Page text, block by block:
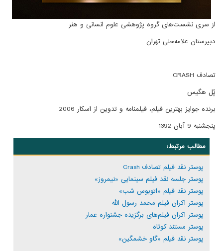
از سری نشست‌های گروه پژوهشی علوم انسانی و هنر
دبیرستان علامه‌حلی تهران
تصادف CRASH
پُل هگیس
برنده جوایز بهترین فیلم، فیلمنامه و تدوین از اسکار 2006
پنجشنبه 9 آبان 1392
مطالب مرتبط:
پوستر نقد فیلم تصادف Crash
پوستر جلسه نقد فیلم سینمایی «نیمروز»
پوستر نقد فیلم «اتوبوس شب»
پوستر اکران فیلم محمد رسول الله
پوستر اکران فیلم‌های برگزیده جشنواره عمار
پوستر مستند کوتاه
پوستر نقد فیلم «گاو خشمگین»